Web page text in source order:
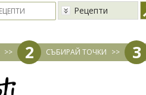
Рецепти
>> 2 СЪБИРАЙ ТОЧКИ >> 3